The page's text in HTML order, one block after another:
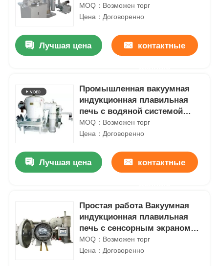
муфельная печь, стабильная
MOQ：Возможен торг
Цена：Договоренно
Лучшая цена контактные
Промышленная вакуумная
индукционная плавильная
печь с водяной системой
охлаждения
MOQ：Возможен торг
Цена：Договоренно
Лучшая цена контактные
Простая работа Вакуумная
индукционная плавильная
печь с сенсорным экраном
управления
MOQ：Возможен торг
Цена：Договоренно